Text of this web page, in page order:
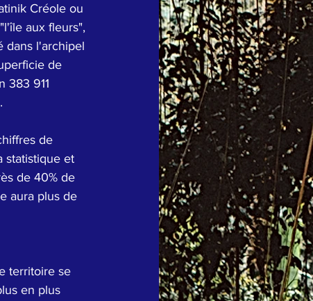
Créole ou
aux fleurs",
dans l'archipel
de
383 911
de
statistique et
de 40% de
aura plus de
territoire se
en plus